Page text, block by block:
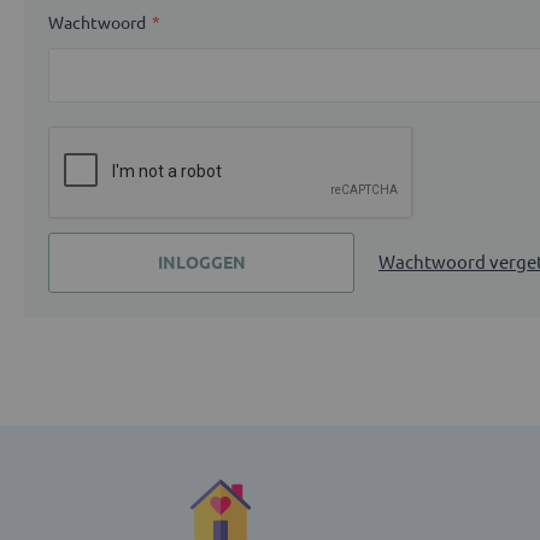
Wachtwoord
INLOGGEN Wachtwoord